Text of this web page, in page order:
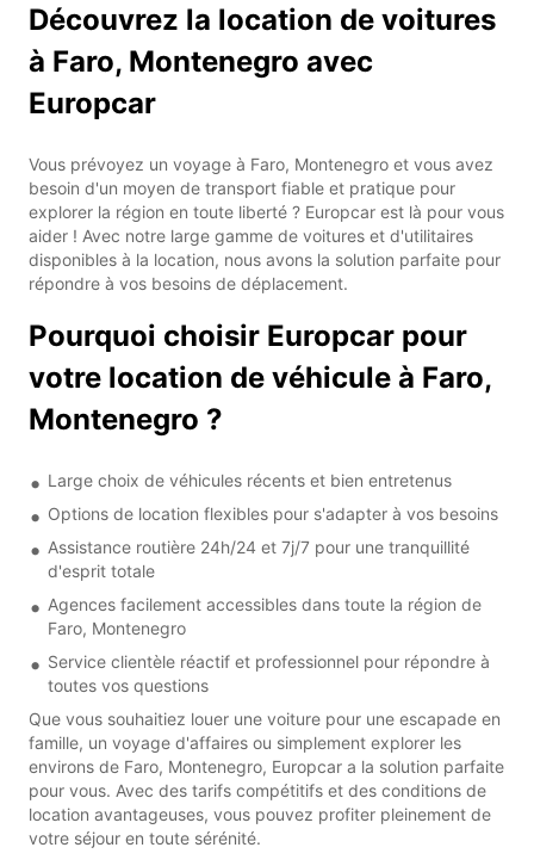
Découvrez la location de voitures
à Faro, Montenegro avec
Europcar
Vous prévoyez un voyage à Faro, Montenegro et vous avez
besoin d'un moyen de transport fiable et pratique pour
explorer la région en toute liberté ? Europcar est là pour vous
aider ! Avec notre large gamme de voitures et d'utilitaires
disponibles à la location, nous avons la solution parfaite pour
répondre à vos besoins de déplacement.
Pourquoi choisir Europcar pour
votre location de véhicule à Faro,
Montenegro ?
Large choix de véhicules récents et bien entretenus
Options de location flexibles pour s'adapter à vos besoins
Assistance routière 24h/24 et 7j/7 pour une tranquillité
d'esprit totale
Agences facilement accessibles dans toute la région de
Faro, Montenegro
Service clientèle réactif et professionnel pour répondre à
toutes vos questions
Que vous souhaitiez louer une voiture pour une escapade en
famille, un voyage d'affaires ou simplement explorer les
environs de Faro, Montenegro, Europcar a la solution parfaite
pour vous. Avec des tarifs compétitifs et des conditions de
location avantageuses, vous pouvez profiter pleinement de
votre séjour en toute sérénité.